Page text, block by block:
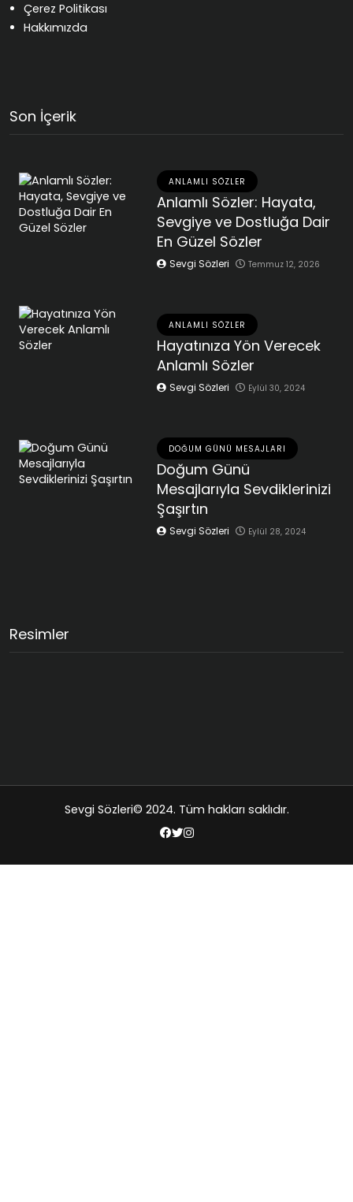
Çerez Politikası
Hakkımızda
Son İçerik
ANLAMLI SÖZLER
Anlamlı Sözler: Hayata,
Sevgiye ve Dostluğa Dair
En Güzel Sözler
Sevgi Sözleri Temmuz 12, 2026
ANLAMLI SÖZLER
Hayatınıza Yön Verecek
Anlamlı Sözler
Sevgi Sözleri Eylül 30, 2024
DOĞUM GÜNÜ MESAJLARI
Doğum Günü
Mesajlarıyla Sevdiklerinizi
Şaşırtın
Sevgi Sözleri Eylül 28, 2024
Resimler
Sevgi Sözleri© 2024. Tüm hakları saklıdır.